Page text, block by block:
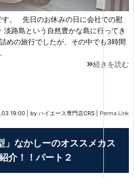
。 先日のお休みの日に会社での慰
路島という自然豊かな島に行ってき
めの旅行でしたが、その中でも3時間
続きを読む
19:00 by ハイエース専門店CRS Perma Link
」なかしーのオススメカス
介！！パート２